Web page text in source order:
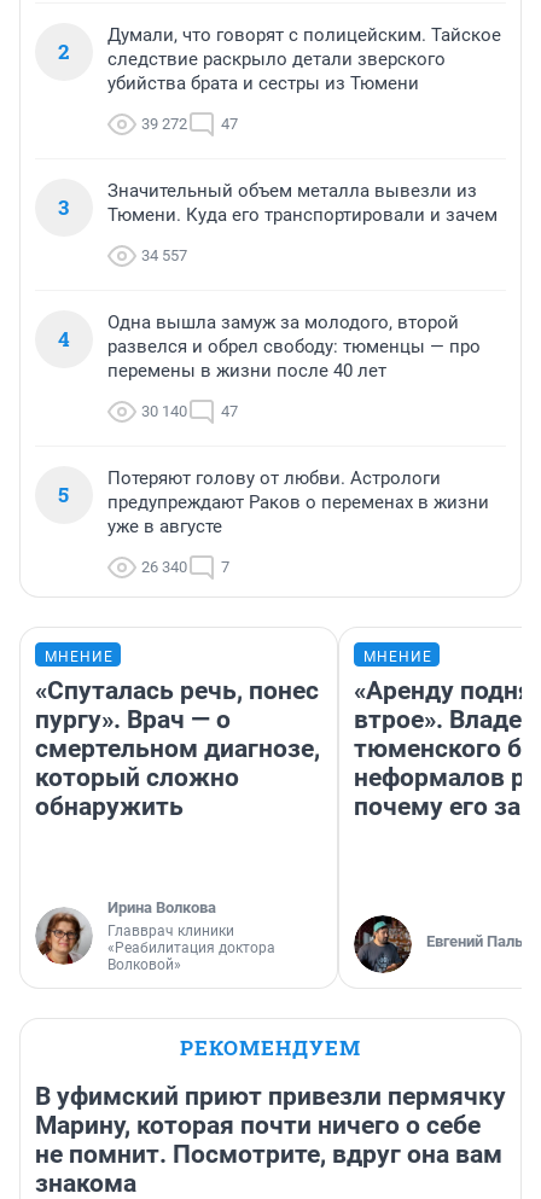
2
Думали, что говорят с полицейским. Тайское
следствие раскрыло детали зверского
убийства брата и сестры из Тюмени
39 272 47
3
Значительный объем металла вывезли из
Тюмени. Куда его транспортировали и зачем
34 557
4
Одна вышла замуж за молодого, второй
развелся и обрел свободу: тюменцы — про
перемены в жизни после 40 лет
30 140 47
5
Потеряют голову от любви. Астрологи
предупреждают Раков о переменах в жизни
уже в августе
26 340 7
МНЕНИЕ
«Спуталась речь, понес
пургу». Врач — о
смертельном диагнозе,
который сложно
обнаружить
Ирина Волкова
Главврач клиники
«Реабилитация доктора
Волковой»
МНЕНИЕ
«Аренду
втрое».
тюменского
неформалов
почему его
Евгений
РЕКОМЕНДУЕМ
В уфимский приют привезли пермячку
Марину, которая почти ничего о себе
не помнит. Посмотрите, вдруг она вам
знакома